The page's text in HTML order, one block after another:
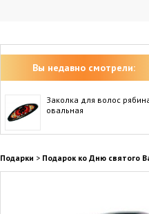
Вы недавно смотрели:
Заколка для волос
овальная
Подарки > Подарок ко Дню святого